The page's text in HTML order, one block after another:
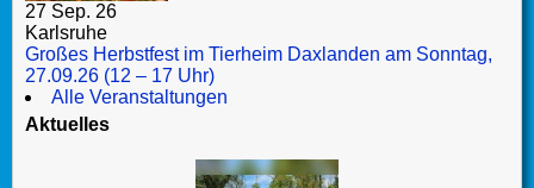
27 Sep. 26
Karlsruhe
Großes Herbstfest im Tierheim Daxlanden am Sonntag,
27.09.26 (12 – 17 Uhr)
Alle Veranstaltungen
Aktuelles